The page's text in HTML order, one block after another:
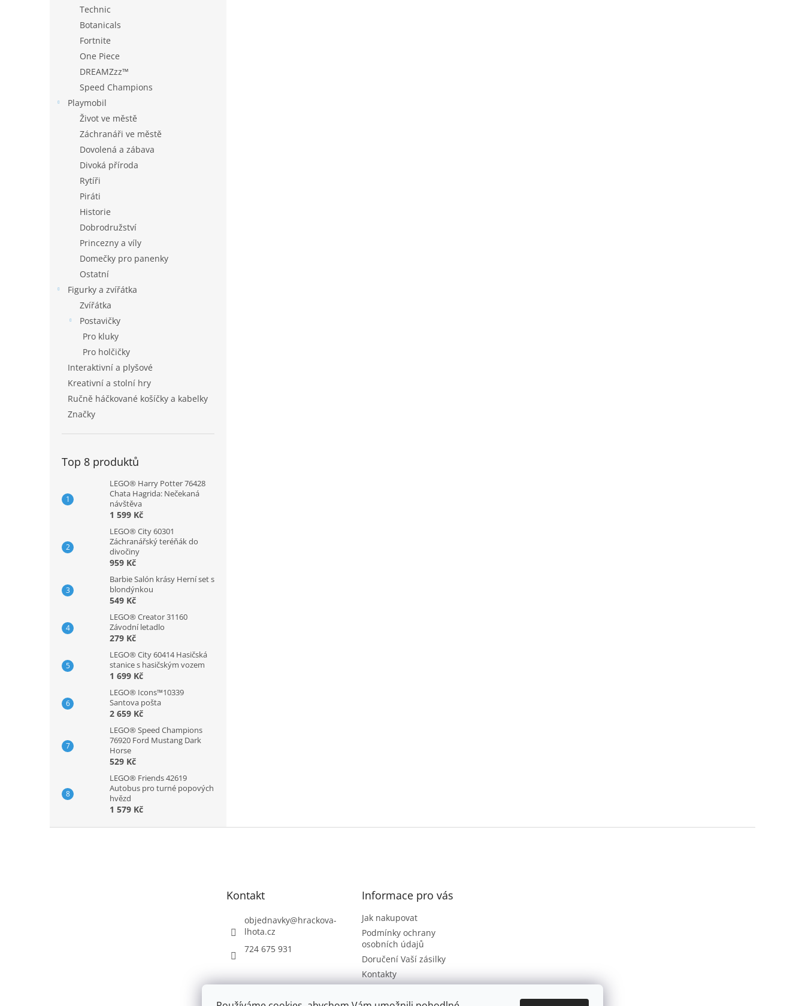
Technic
Botanicals
Fortnite
One Piece
DREAMZzz™
Speed Champions
Playmobil
Život ve městě
Záchranáři ve městě
Dovolená a zábava
Divoká příroda
Rytíři
Piráti
Historie
Dobrodružství
Princezny a víly
Domečky pro panenky
Ostatní
Figurky a zvířátka
Zvířátka
Postavičky
Pro kluky
Pro holčičky
Interaktivní a plyšové
Kreativní a stolní hry
Ručně háčkované košíčky a kabelky
Značky
Top 8 produktů
LEGO® Harry Potter 76428
Chata Hagrida: Nečekaná
návštěva
1 599 Kč
LEGO® City 60301
Záchranářský teréňák do
divočiny
959 Kč
Barbie Salón krásy Herní set s
blondýnkou
549 Kč
LEGO® Creator 31160
Závodní letadlo
279 Kč
LEGO® City 60414 Hasičská
stanice s hasičským vozem
1 699 Kč
LEGO® Icons™10339
Santova pošta
2 659 Kč
LEGO® Speed Champions
76920 Ford Mustang Dark
Horse
529 Kč
LEGO® Friends 42619
Autobus pro turné popových
hvězd
1 579 Kč
Kontakt
objednavky@hrackova-
lhota.cz
724 675 931
Informace pro vás
Jak nakupovat
Podmínky ochrany
osobních údajů
Doručení Vaší zásilky
Kontakty